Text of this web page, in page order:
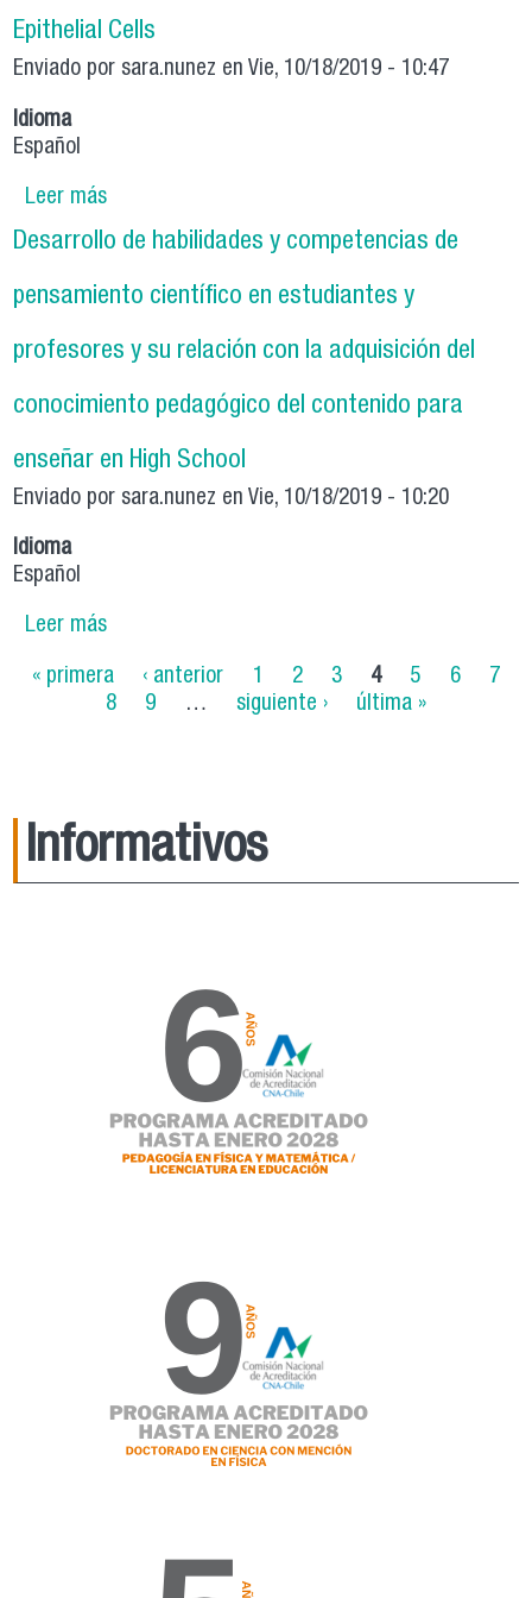
Epithelial Cells
Enviado porsara.nunez en Vie, 10/18/2019 - 10:47
Idioma
Español
Leer mássobre Mechanisms of Polarity in Kidney and
Hepatic Epithelial Cells
Desarrollo de habilidades y competencias de
pensamiento científico en estudiantes y
profesores y su relación con la adquisición del
conocimiento pedagógico del contenido para
enseñar en High School
Enviado porsara.nunez en Vie, 10/18/2019 - 10:20
Idioma
Español
Leer mássobre Desarrollo de habilidades y competencias
profesores y su relación con la adquisición del
conocimiento pedagógico del contenido para
Páginas
« primera ‹ anterior 1 2 3 4 5 6
7
8
9 … siguiente › última »
Informativos